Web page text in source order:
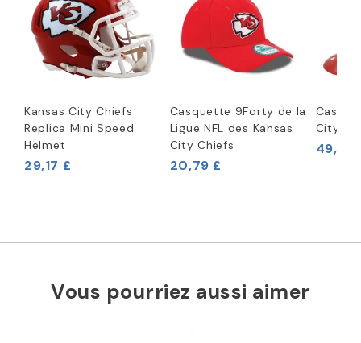
Kansas City Chiefs
Replica Mini Speed
Helmet
29,17 £
Casquette 9Forty de la
Ligue NFL des Kansas
City Chiefs
20,79 £
City
49,96
Vous pourriez aussi aimer